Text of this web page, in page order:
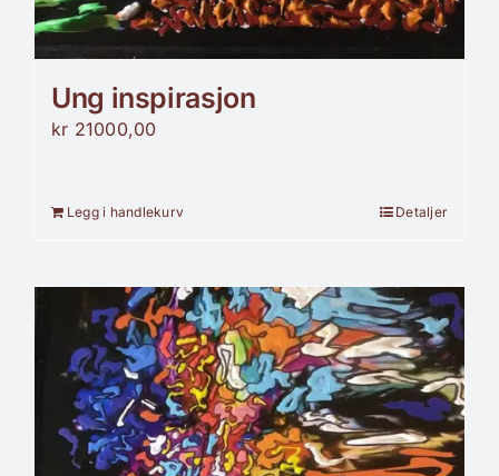
Ung inspirasjon
kr 21000,00
Legg i handlekurv Detaljer